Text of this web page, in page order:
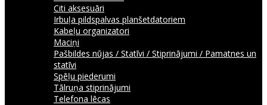
Citi aksesuāri
Irbuļa pildspalvas planšetdatoriem
Kabeļu organizatori
Maciņi
Pašbildes nūjas / Statīvi / Stiprinājumi / Pamatnes un
statīvi
Spēļu piederumi
Tālruņa stiprinājumi
Telefona lēcas